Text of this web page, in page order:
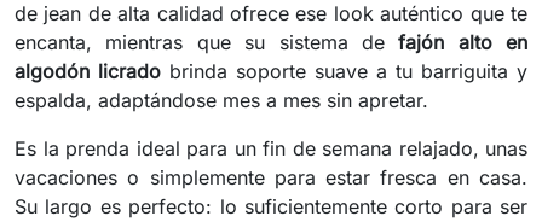
de jean de alta calidad ofrece ese look auténtico que te
encanta, mientras que su sistema defajón alto en
algodón licrado brinda soporte suave a tu barriguita y
espalda, adaptándose mes a mes sin apretar.
Es la prenda ideal para un fin de semana relajado, unas
vacaciones o simplemente para estar fresca en casa.
Su largo es perfecto: lo suficientemente corto para ser